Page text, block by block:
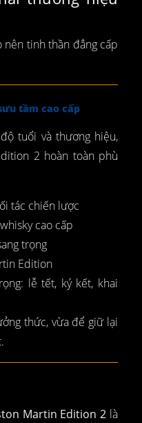
nên tinh thần đẳng cấp
tầm cao cấp
tuổi và thương hiệu,
2 hoàn toàn phù
tác chiến lược
cao cấp
trọng
Edition
lễ tết, ký kết, khai
thức, vừa để giữ lại
Martin Edition 2 là